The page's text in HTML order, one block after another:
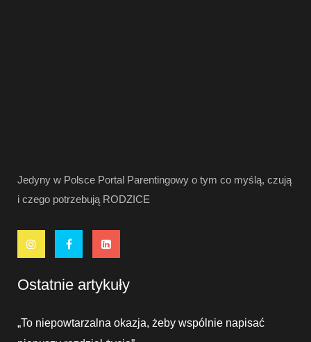
Jedyny w Polsce Portal Parentingowy o tym co myślą, czują
i czego potrzebują RODZICE
Ostatnie artykuły
„To niepowtarzalna okazja, żeby wspólnie napisać